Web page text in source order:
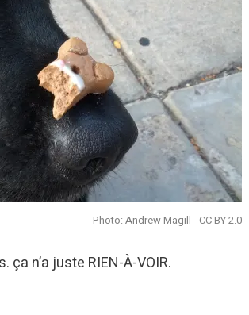
Photo: Andrew Magill - CC BY 2.0
ça n’a juste RIEN-À-VOIR.